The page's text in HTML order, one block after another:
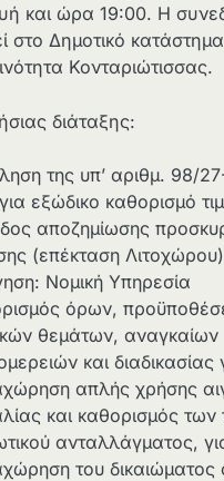
και ώρα 19:00. Η
στο Δημοτικό
Κονταριώτισσας.
διάταξης:
της υπ’ αριθμ. 98/
εξώδικο καθορισμό
αποζημίωσης
(επέκταση
Νομική Υπηρεσία
όρων,
θεμάτων, αναγκαίων
και διαδικασίας
απλής χρήσης
και καθορισμός των
ανταλλάγματος,
του δικαιώματος